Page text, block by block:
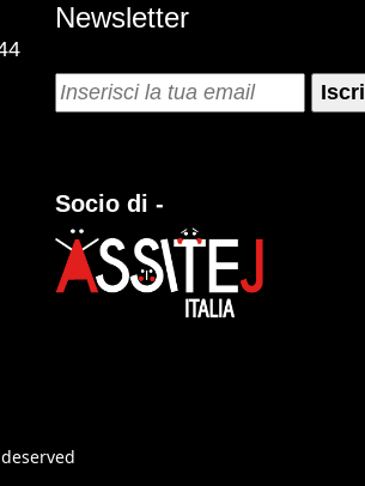
Newsletter
Socio di -